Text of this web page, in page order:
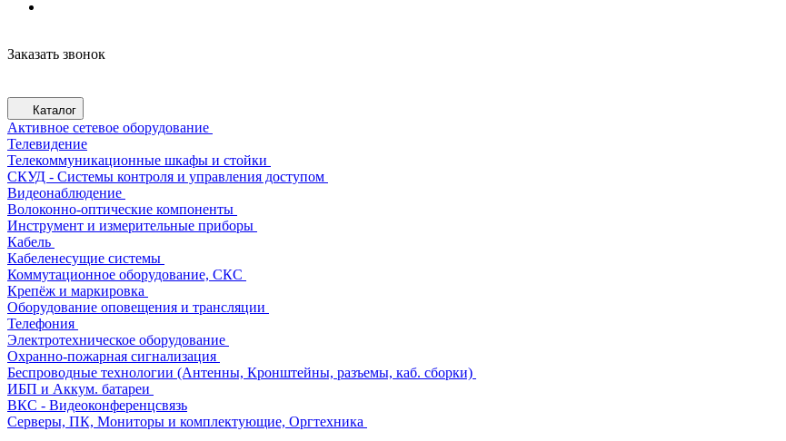
Заказать звонок
Каталог
Активное сетевое оборудование
Телевидение
Телекоммуникационные шкафы и стойки
СКУД - Системы контроля и управления доступом
Видеонаблюдение
Волоконно-оптические компоненты
Инструмент и измерительные приборы
Кабель
Кабеленесущие системы
Коммутационное оборудование, СКС
Крепёж и маркировка
Оборудование оповещения и трансляции
Телефония
Электротехническое оборудование
Охранно-пожарная сигнализация
Беспроводные технологии (Антенны, Кронштейны, разъемы, каб. сборки)
ИБП и Аккум. батареи
ВКС - Видеоконференцсвязь
Серверы, ПК, Мониторы и комплектующие, Оргтехника